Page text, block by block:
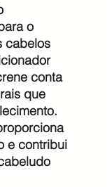
o
cabelos
conta
que
e contribui